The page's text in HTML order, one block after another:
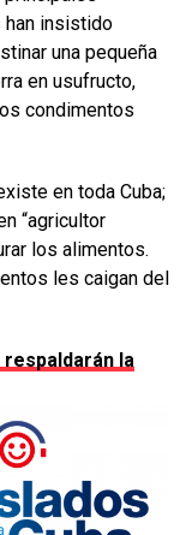
insistido
una pequeña
en usufructo,
condimentos
en toda Cuba;
“agricultor
los alimentos.
les caigan del
respaldarán la